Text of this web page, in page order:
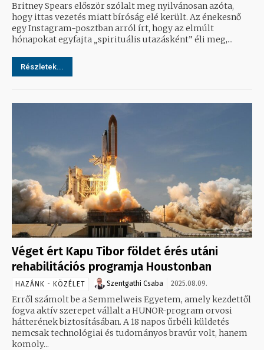
Britney Spears először szólalt meg nyilvánosan azóta,
hogy ittas vezetés miatt bíróság elé került. Az énekesnő
egy Instagram-posztban arról írt, hogy az elmúlt
hónapokat egyfajta „spirituális utazásként” éli meg,...
Részletek...
Véget ért Kapu Tibor földet érés utáni
rehabilitációs programja Houstonban
HAZÁNK - KÖZÉLET Szentgathi Csaba 2025.08.09.
Erről számolt be a Semmelweis Egyetem, amely kezdettől
fogva aktív szerepet vállalt a HUNOR-program orvosi
hátterének biztosításában. A 18 napos űrbéli küldetés
nemcsak technológiai és tudományos bravúr volt, hanem
komoly...